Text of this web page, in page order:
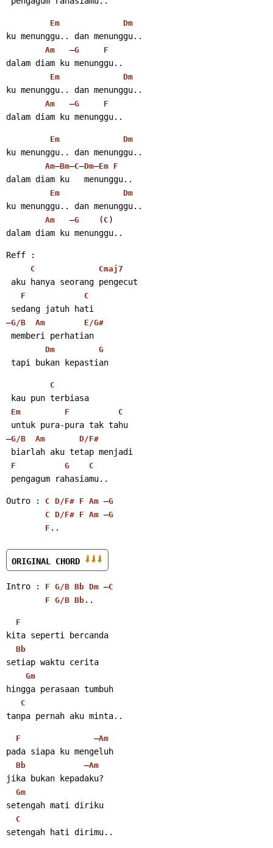
Em Dm
ku menunggu.. dan menunggu..
Am
   –
G F
dalam diam ku menunggu..
Em Dm
ku menunggu.. dan menunggu..
Am
   –
G F
dalam diam ku menunggu..
Em Dm
ku menunggu.. dan menunggu..
Am–Bm–C–Dm–Em F
dalam diam ku   menunggu..
Em Dm
ku menunggu.. dan menunggu..
Am
   –
G
    (
C )
dalam diam ku menunggu..
Reff :
C Cmaj7
aku hanya seorang pengecut
F C
sedang jatuh hati
–G/B Am E/G#
memberi perhatian
Dm G
tapi bukan kepastian
C
kau pun terbiasa
Em F C
untuk pura-pura tak tahu
–G/B Am D/F#
biarlah aku tetap menjadi
F G C
pengagum rahasiamu..
Outro : C D/F# F Am –G
C D/F# F Am –G
F ..
ORIGINAL CHORD
Intro : F G/B Bb Dm –C
F G/B Bb ..
F
kita seperti bercanda
Bb
setiap waktu cerita
Gm
hingga perasaan tumbuh
C
tanpa pernah aku minta..
F
               –
Am
pada siapa ku mengeluh
Bb
            –
Am
jika bukan kepadaku?
Gm
setengah mati diriku
C
setengah hati dirimu..